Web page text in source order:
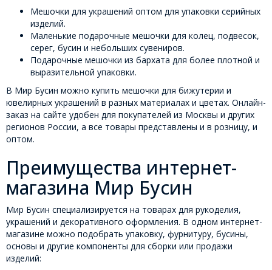
Мешочки для украшений оптом для упаковки серийных
изделий.
Маленькие подарочные мешочки для колец, подвесок,
серег, бусин и небольших сувениров.
Подарочные мешочки из бархата для более плотной и
выразительной упаковки.
В Мир Бусин можно купить мешочки для бижутерии и
ювелирных украшений в разных материалах и цветах. Онлайн-
заказ на сайте удобен для покупателей из Москвы и других
регионов России, а все товары представлены и в розницу, и
оптом.
Преимущества интернет-
магазина Мир Бусин
Мир Бусин специализируется на товарах для рукоделия,
украшений и декоративного оформления. В одном интернет-
магазине можно подобрать упаковку, фурнитуру, бусины,
основы и другие компоненты для сборки или продажи
изделий: